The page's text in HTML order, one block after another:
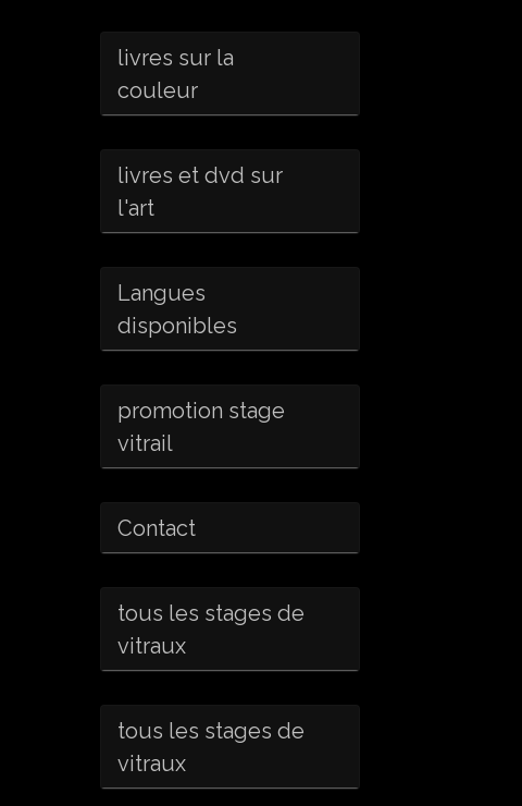
livres sur la
couleur
livres et dvd sur
l'art
Langues
disponibles
promotion stage
vitrail
Contact
tous les stages de
vitraux
tous les stages de
vitraux